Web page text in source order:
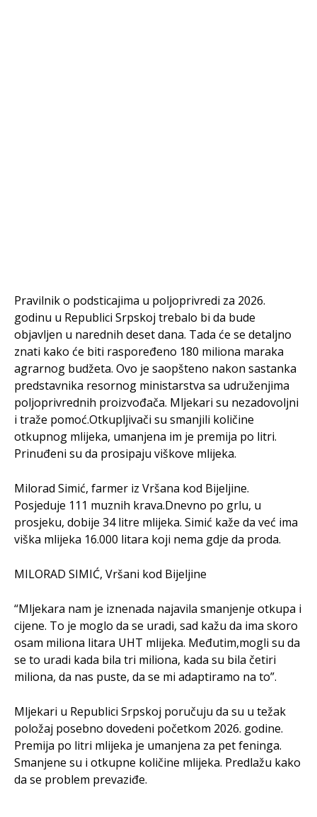
Pravilnik o podsticajima u poljoprivredi za 2026.
godinu u Republici Srpskoj trebalo bi da bude
objavljen u narednih deset dana. Tada će se detaljno
znati kako će biti raspoređeno 180 miliona maraka
agrarnog budžeta. Ovo je saopšteno nakon sastanka
predstavnika resornog ministarstva sa udruženjima
poljoprivrednih proizvođača. Mljekari su nezadovoljni
i traže pomoć.Otkupljivači su smanjili količine
otkupnog mlijeka, umanjena im je premija po litri.
Prinuđeni su da prosipaju viškove mlijeka.
Milorad Simić, farmer iz Vršana kod Bijeljine.
Posjeduje 111 muznih krava.Dnevno po grlu, u
prosjeku, dobije 34 litre mlijeka. Simić kaže da već ima
viška mlijeka 16.000 litara koji nema gdje da proda.
MILORAD SIMIĆ, Vršani kod Bijeljine
“Mljekara nam je iznenada najavila smanjenje otkupa i
cijene. To je moglo da se uradi, sad kažu da ima skoro
osam miliona litara UHT mlijeka. Međutim,mogli su da
se to uradi kada bila tri miliona, kada su bila četiri
miliona, da nas puste, da se mi adaptiramo na to”.
Mljekari u Republici Srpskoj poručuju da su u težak
položaj posebno dovedeni početkom 2026. godine.
Premija po litri mlijeka je umanjena za pet feninga.
Smanjene su i otkupne količine mlijeka. Predlažu kako
da se problem prevaziđe.